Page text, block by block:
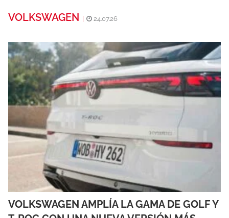
VOLKSWAGEN
24.07.26
VOLKSWAGEN AMPLÍA LA GAMA DE GOLF Y